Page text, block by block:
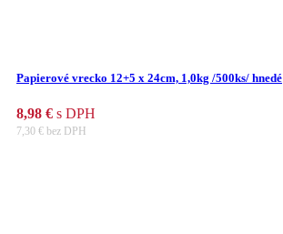
Papierové vrecko 12+5 x 24cm, 1,0kg /500ks/ hnedé
8,98 € s DPH
7,30 € bez DPH